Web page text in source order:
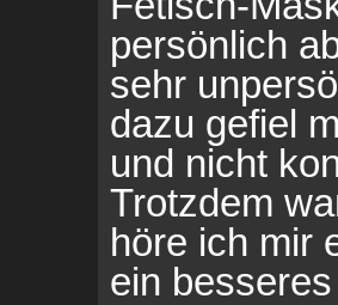
persönlich
sehr
dazu gefiel
und nicht
Trotzdem
höre ich mir
ein